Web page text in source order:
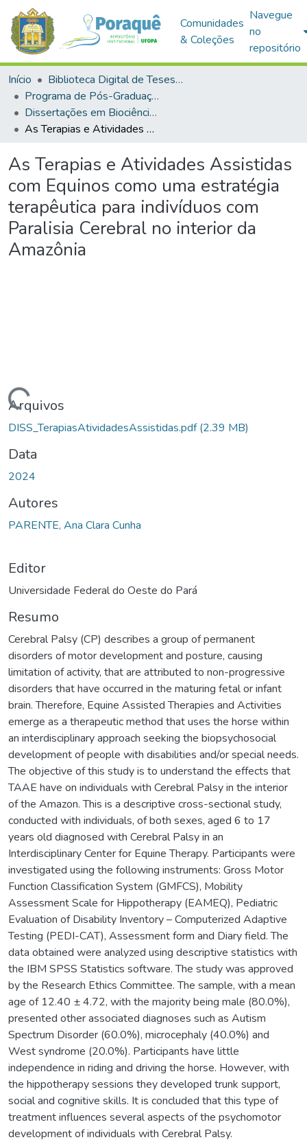
Comunidades
& Coleções
Navegue
no
repositório
Início
Biblioteca Digital de Teses e Dissertações (BDTD)
Programa de Pós-Graduação em Biociências (PPGBIO)
Dissertações em Biociências (Mestrado)
As Terapias e Atividades Assistidas com Equinos como uma estratégia terapêutica para indivíduos com Paralisia Cerebral no interior da Amazônia
As Terapias e Atividades Assistidas
com Equinos como uma estratégia
terapêutica para indivíduos com
Paralisia Cerebral no interior da
Amazônia
Arquivos
DISS_TerapiasAtividadesAssistidas.pdf(2.39 MB)
Data
2024
Autores
PARENTE, Ana Clara Cunha
Editor
Universidade Federal do Oeste do Pará
Resumo
Cerebral Palsy (CP) describes a group of permanent
disorders of motor development and posture, causing
limitation of activity, that are attributed to non-progressive
disorders that have occurred in the maturing fetal or infant
brain. Therefore, Equine Assisted Therapies and Activities
emerge as a therapeutic method that uses the horse within
an interdisciplinary approach seeking the biopsychosocial
development of people with disabilities and/or special needs.
The objective of this study is to understand the effects that
TAAE have on individuals with Cerebral Palsy in the interior
of the Amazon. This is a descriptive cross-sectional study,
conducted with individuals, of both sexes, aged 6 to 17
years old diagnosed with Cerebral Palsy in an
Interdisciplinary Center for Equine Therapy. Participants were
investigated using the following instruments: Gross Motor
Function Classification System (GMFCS), Mobility
Assessment Scale for Hippotherapy (EAMEQ), Pediatric
Evaluation of Disability Inventory – Computerized Adaptive
Testing (PEDI-CAT), Assessment form and Diary field. The
data obtained were analyzed using descriptive statistics with
the IBM SPSS Statistics software. The study was approved
by the Research Ethics Committee. The sample, with a mean
age of 12.40 ± 4.72, with the majority being male (80.0%),
presented other associated diagnoses such as Autism
Spectrum Disorder (60.0%), microcephaly (40.0%) and
West syndrome (20.0%). Participants have little
independence in riding and driving the horse. However, with
the hippotherapy sessions they developed trunk support,
social and cognitive skills. It is concluded that this type of
treatment influences several aspects of the psychomotor
development of individuals with Cerebral Palsy.